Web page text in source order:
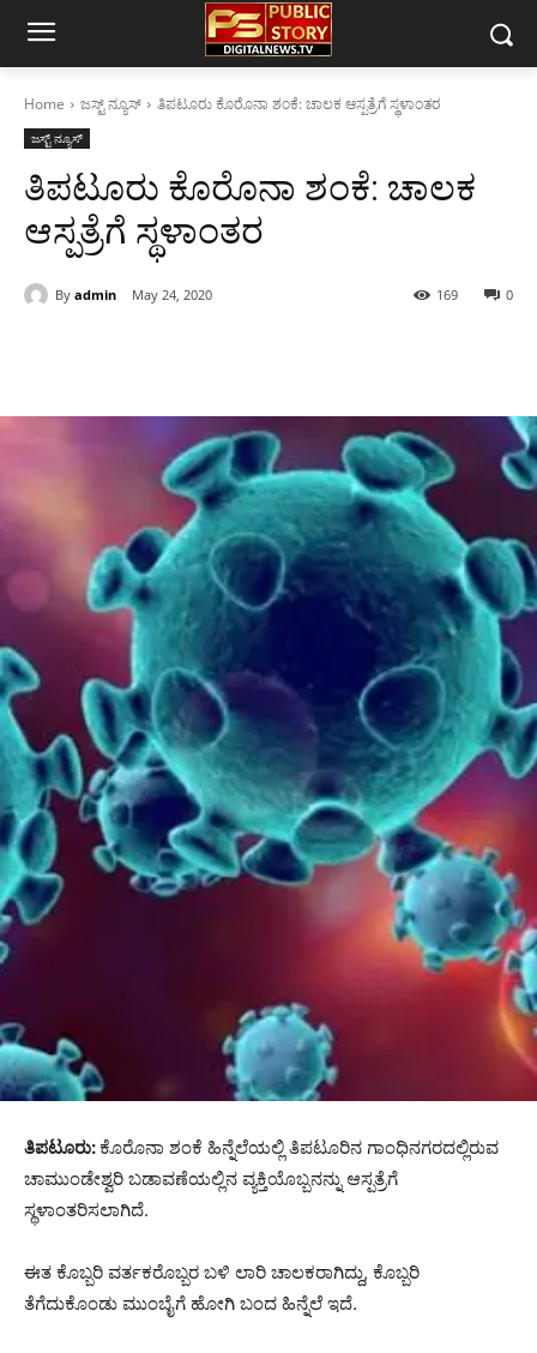
Home ಜಸ್ಟ್ ನ್ಯೂಸ್ ತಿಪಟೂರು ಕೊರೊನಾ ಶಂಕೆ: ಚಾಲಕ ಆಸ್ಪತ್ರೆಗೆ ಸ್ಥಳಾಂತರ
ಜಸ್ಟ್ ನ್ಯೂಸ್
ತಿಪಟೂರು ಕೊರೊನಾ ಶಂಕೆ: ಚಾಲಕ
ಆಸ್ಪತ್ರೆಗೆ ಸ್ಥಳಾಂತರ
By admin May 24, 2020 0
169
ತಿಪಟೂರು: ಕೊರೊನಾ ಶಂಕೆ ಹಿನ್ನೆಲೆಯಲ್ಲಿ ತಿಪಟೂರಿನ ಗಾಂಧಿನಗರದಲ್ಲಿರುವ
ಚಾಮುಂಡೇಶ್ವರಿ ಬಡಾವಣೆಯಲ್ಲಿನ ವ್ಯಕ್ತಿಯೊಬ್ಬನನ್ನು ಆಸ್ಪತ್ರೆಗೆ
ಸ್ಥಳಾಂತರಿಸಲಾಗಿದೆ.
ಈತ ಕೊಬ್ಬರಿ ವರ್ತಕರೊಬ್ಬರ ಬಳಿ ಲಾರಿ ಚಾಲಕರಾಗಿದ್ದು, ಕೊಬ್ಬರಿ
ತೆಗೆದುಕೊಂಡು ಮುಂಬೈಗೆ ಹೋಗಿ ಬಂದ ಹಿನ್ನೆಲೆ ಇದೆ.